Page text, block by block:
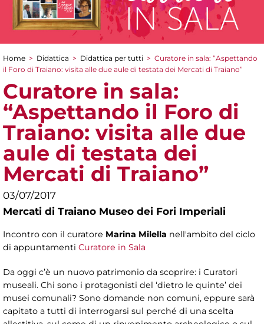
Tu sei qui
Home > Didattica > Didattica per tutti > Curatore in sala: “Aspettando
il Foro di Traiano: visita alle due aule di testata dei Mercati di Traiano”
Curatore in sala:
“Aspettando il Foro di
Traiano: visita alle due
aule di testata dei
Mercati di Traiano”
03/07/2017
Mercati di Traiano Museo dei Fori Imperiali
Incontro con il curatore Marina Milella nell'ambito del ciclo
di appuntamenti Curatore in Sala
Da oggi c’è un nuovo patrimonio da scoprire: i Curatori
museali. Chi sono i protagonisti del ‘dietro le quinte’ dei
musei comunali? Sono domande non comuni, eppure sarà
capitato a tutti di interrogarsi sul perché di una scelta